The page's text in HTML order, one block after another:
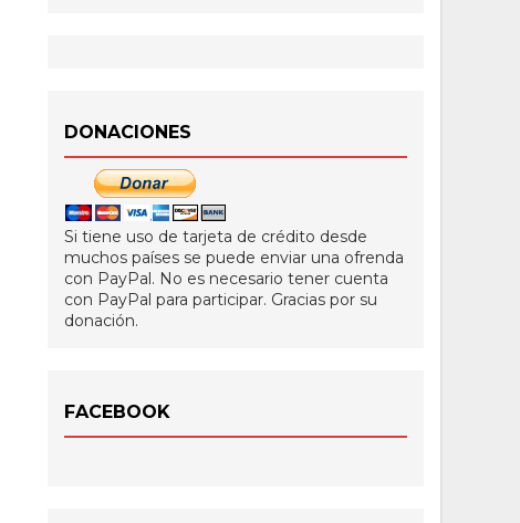
DONACIONES
Si tiene uso de tarjeta de crédito desde
muchos países se puede enviar una ofrenda
con PayPal. No es necesario tener cuenta
con PayPal para participar. Gracias por su
donación.
FACEBOOK